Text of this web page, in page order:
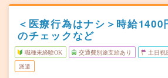
＜医療行為はナシ＞時給1400
のチェックなど
職種未経験OK 交通費別途支給あり 土日祝
派遣